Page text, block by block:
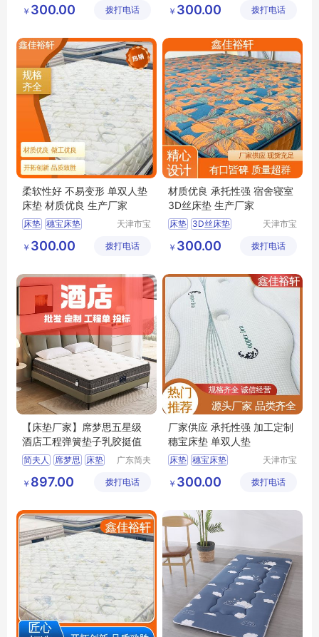
竹炭棕床垫
裕轩床垫
￥ 300.00 拨打电话
席梦思弹簧垫
裕轩床垫
￥ 300.00 拨打电话
柔软性好 不易变形 单双人垫
床垫 材质优良 生产厂家
床垫 穗宝床垫
榻榻米
天津市宝
裕轩床垫
￥ 300.00 拨打电话
材质优良 承托性强 宿舍寝室
3D丝床垫 生产厂家
床垫 3D丝床垫
穗宝床垫 榻榻米
天津市宝
裕轩床垫
￥ 300.00 拨打电话
【床垫厂家】席梦思五星级
酒店工程弹簧垫子乳胶挺值
简夫人 席梦思
床垫
广东简夫
限公司
￥ 897.00 拨打电话
厂家供应 承托性强 加工定制
穗宝床垫 单双人垫
床垫 穗宝床垫
3D丝床垫
天津市宝
裕轩床垫
￥ 300.00 拨打电话